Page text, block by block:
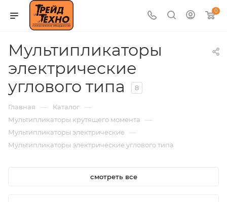
0
Мультипликаторы
электрические
углового типа
8
Главная — Каталог —
Мультипликаторы крутящего момента —
Мультипликаторы электрические —
Мультипликаторы электрические углового типа
смотреть все